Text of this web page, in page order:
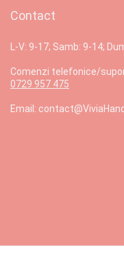
Contact
L-V: 9-17; Samb: 9-14;
Comenzi telefonice/
0729 957 475
Email: